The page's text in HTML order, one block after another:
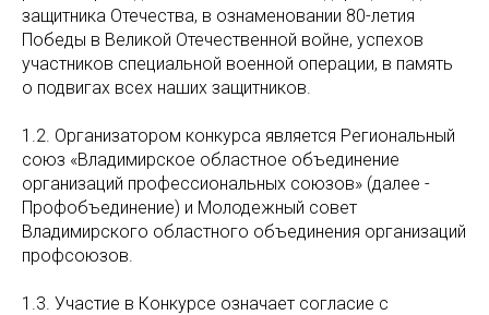
защитника Отечества, в ознаменовании 80-летия
Победы в Великой Отечественной войне, успехов
участников специальной военной операции, в память
о подвигах всех наших защитников.
1.2. Организатором конкурса является Региональный
союз «Владимирское областное объединение
организаций профессиональных союзов» (далее -
Профобъединение) и Молодежный совет
Владимирского областного объединения организаций
профсоюзов.
1.3. Участие в Конкурсе означает согласие с